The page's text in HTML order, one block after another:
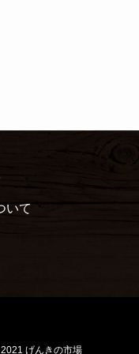
いて
2021 げんきの市場